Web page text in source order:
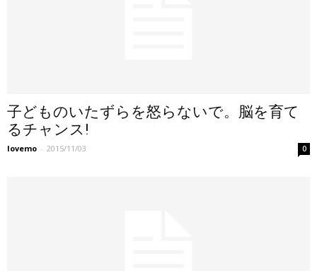
子どものいたずらを怒らないで。脳を育て
るチャンス!
lovemo - 2015/11/03 0